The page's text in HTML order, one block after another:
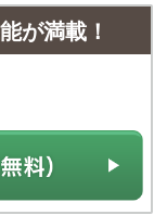
が満載！